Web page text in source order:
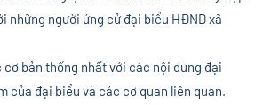
người ứng cử đại biểu HĐND xã
bản thống nhất với các nội dung đại
đại biểu và các cơ quan liên quan.